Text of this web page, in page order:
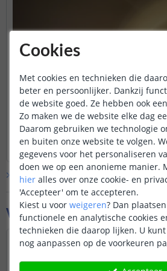
Bekijk alleklantfoto’s
Vraag & antwoord
Een goedemorgen, werkt deze lamp via het
integreren met de Hue bridge? Ik hoor het
Cookies
Met cookies en technieken die
beter en persoonlijker. Dankzij
de website goed. Ze hebben ook
Zo maken we de website elke dag
Daarom gebruiken we technologie
en buiten onze website te volgen.
gegevens voor het personaliseren
doen we op een anonieme manier.
hier alles over onze cookie- en
'Accepteer' om te accepteren.
Kiest u voor weigeren? Dan
functionele en analytische cookies
technieken die daarop lijken. U
nog aanpassen op de voorkeuren